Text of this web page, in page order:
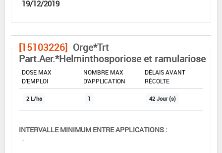
19/12/2019
[15103226] Orge*Trt
Part.Aer.*Helminthosporiose et ramulariose
DOSE MAX
D'EMPLOI
NOMBRE MAX
D'APPLICATION
DÉLAIS AVANT
RÉCOLTE
2 L/ha 1 42 Jour (s)
INTERVALLE MINIMUM ENTRE APPLICATIONS :
-